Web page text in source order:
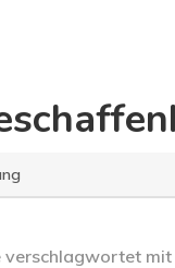
verschlagwortet mit